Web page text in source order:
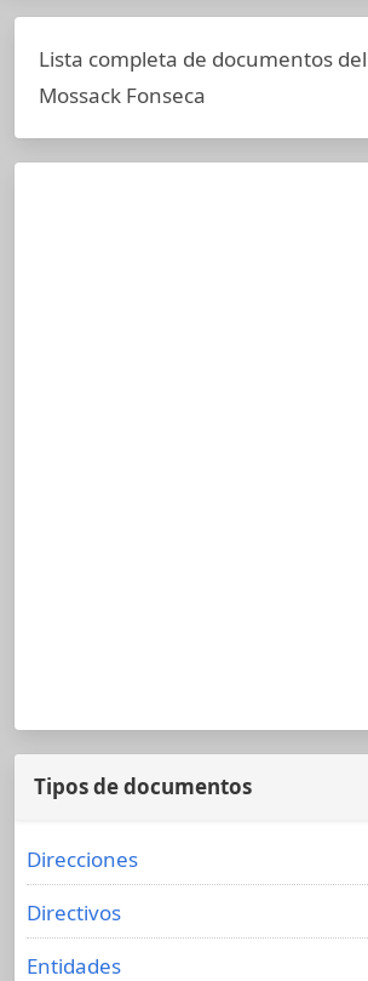
Lista completa de documentos
Mossack Fonseca
Tipos de documentos
Direcciones
Directivos
Entidades